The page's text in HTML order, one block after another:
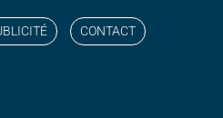
CONTACT